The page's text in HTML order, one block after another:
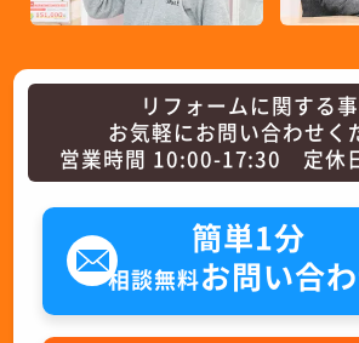
リフォームに関する
お気軽にお問い合わせ
営業時間 10:00-17:30 定休
簡単1分
相談無料お問い合